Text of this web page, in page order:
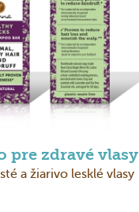
pre zdravé vlasy
a žiarivo lesklé vlasy